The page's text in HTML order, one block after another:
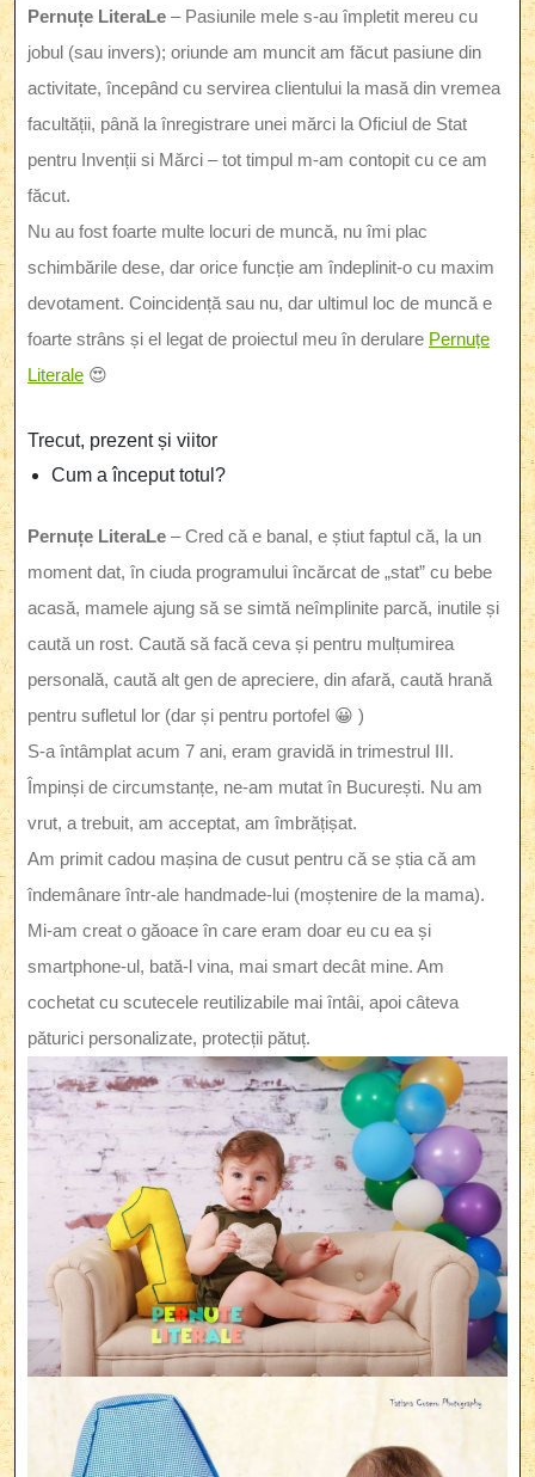
Pernuțe LiteraLe – Pasiunile mele s-au împletit mereu cu
jobul (sau invers); oriunde am muncit am făcut pasiune din
activitate, începând cu servirea clientului la masă din vremea
facultății, până la înregistrare unei mărci la Oficiul de Stat
pentru Invenții si Mărci – tot timpul m-am contopit cu ce am
făcut.
Nu au fost foarte multe locuri de muncă, nu îmi plac
schimbările dese, dar orice funcție am îndeplinit-o cu maxim
devotament. Coincidență sau nu, dar ultimul loc de muncă e
foarte strâns și el legat de proiectul meu în derulare Pernuțe
Literale 😍
Trecut, prezent și viitor
Cum a început totul?
Pernuțe LiteraLe – Cred că e banal, e știut faptul că, la un
moment dat, în ciuda programului încărcat de „stat” cu bebe
acasă, mamele ajung să se simtă neîmplinite parcă, inutile și
caută un rost. Caută să facă ceva și pentru mulțumirea
personală, caută alt gen de apreciere, din afară, caută hrană
pentru sufletul lor (dar și pentru portofel 😀 )
S-a întâmplat acum 7 ani, eram gravidă in trimestrul III.
Împinși de circumstanțe, ne-am mutat în București. Nu am
vrut, a trebuit, am acceptat, am îmbrățișat.
Am primit cadou mașina de cusut pentru că se știa că am
îndemânare într-ale handmade-lui (moștenire de la mama).
Mi-am creat o găoace în care eram doar eu cu ea și
smartphone-ul, bată-l vina, mai smart decât mine. Am
cochetat cu scutecele reutilizabile mai întâi, apoi câteva
păturici personalizate, protecții pătuț.